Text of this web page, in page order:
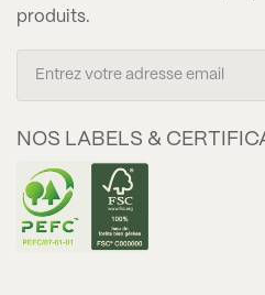
produits.
NOS LABELS &